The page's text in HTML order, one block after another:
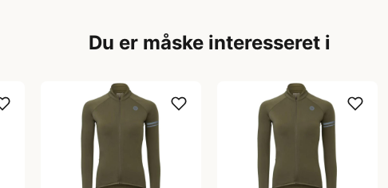
Du er måske interesseret i